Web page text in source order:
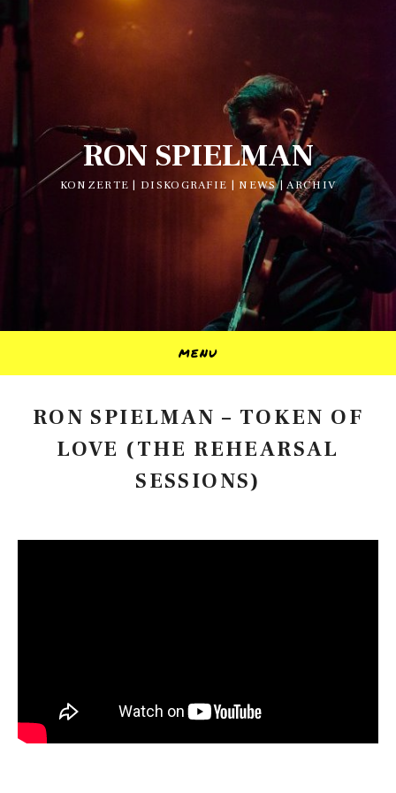
RON SPIELMAN
KONZERTE | DISKOGRAFIE | NEWS | ARCHIV
RON SPIELMAN – TOKEN OF
LOVE (THE REHEARSAL
SESSIONS)